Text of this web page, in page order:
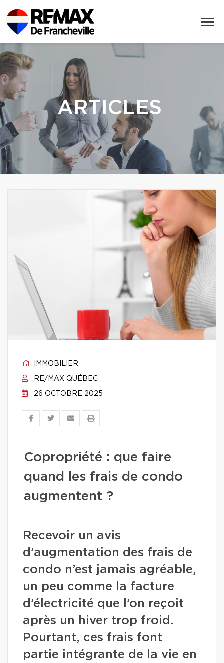
ARTICLES
IMMOBILIER
RE/MAX QUÉBEC
26 OCTOBRE 2025
Copropriété : que faire
quand les frais de condo
augmentent ?
Recevoir un avis
d’augmentation des frais de
condo n’est jamais agréable,
un peu comme la facture
d’électricité que l’on reçoit
après un hiver trop froid.
Pourtant, ces frais font
partie intégrante de la vie en